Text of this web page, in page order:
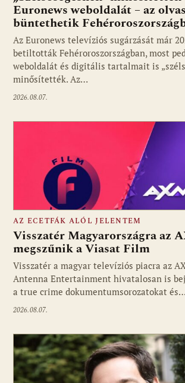
Fotó: media1.hu
Euronews weboldalát – az
büntethetik
Az Euronews televíziós sugárzását már
betiltották Fehéroroszországban, most
weboldalát és digitális tartalmait is
minősítették. Az…
2026.08.07.
Fotó: media1.hu
AZ ECETFÁK ALÓL JELENTEM
Visszatér Magyarországra az
megszűnik a Viasat Film
Visszatér a magyar televíziós piacra az
Antenna Entertainment hivatalosan is
a true crime dokumentumsorozatokat és…
2026.08.07.